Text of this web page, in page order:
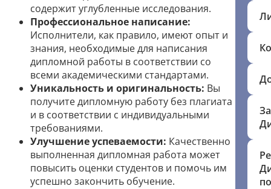
содержит углубленные исследования.
Профессиональное написание:
Исполнители, как правило, имеют опыт и
знания, необходимые для написания
дипломной работы в соответствии со
всеми академическими стандартами.
Уникальность и оригинальность: Вы
получите дипломную работу без плагиата
и в соответствии с индивидуальными
требованиями.
Улучшение успеваемости: Качественно
выполненная дипломная работа может
повысить оценки студентов и помочь им
успешно закончить обучение.